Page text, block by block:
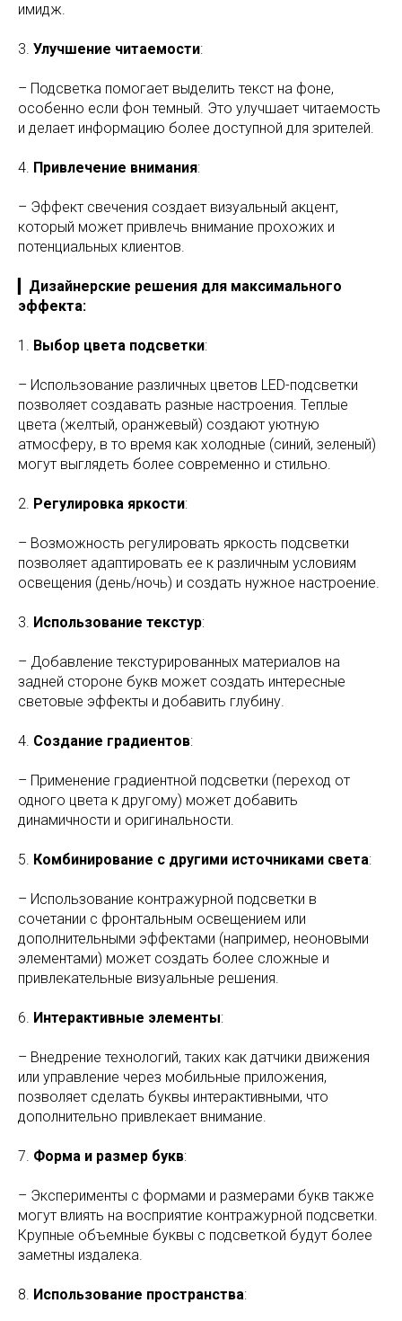
имидж.
3. Улучшение читаемости:
– Подсветка помогает выделить текст на фоне,
особенно если фон темный. Это улучшает читаемость
и делает информацию более доступной для зрителей.
4. Привлечение внимания:
– Эффект свечения создает визуальный акцент,
который может привлечь внимание прохожих и
потенциальных клиентов.
Дизайнерские решения для максимального
эффекта:
1. Выбор цвета подсветки:
– Использование различных цветов LED-подсветки
позволяет создавать разные настроения. Теплые
цвета (желтый, оранжевый) создают уютную
атмосферу, в то время как холодные (синий, зеленый)
могут выглядеть более современно и стильно.
2. Регулировка яркости:
– Возможность регулировать яркость подсветки
позволяет адаптировать ее к различным условиям
освещения (день/ночь) и создать нужное настроение.
3. Использование текстур:
– Добавление текстурированных материалов на
задней стороне букв может создать интересные
световые эффекты и добавить глубину.
4. Создание градиентов:
– Применение градиентной подсветки (переход от
одного цвета к другому) может добавить
динамичности и оригинальности.
5. Комбинирование с другими источниками света:
– Использование контражурной подсветки в
сочетании с фронтальным освещением или
дополнительными эффектами (например, неоновыми
элементами) может создать более сложные и
привлекательные визуальные решения.
6. Интерактивные элементы:
– Внедрение технологий, таких как датчики движения
или управление через мобильные приложения,
позволяет сделать буквы интерактивными, что
дополнительно привлекает внимание.
7. Форма и размер букв:
– Эксперименты с формами и размерами букв также
могут влиять на восприятие контражурной подсветки.
Крупные объемные буквы с подсветкой будут более
заметны издалека.
8. Использование пространства: